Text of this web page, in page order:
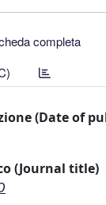
completa
(Date of
(Journal title)